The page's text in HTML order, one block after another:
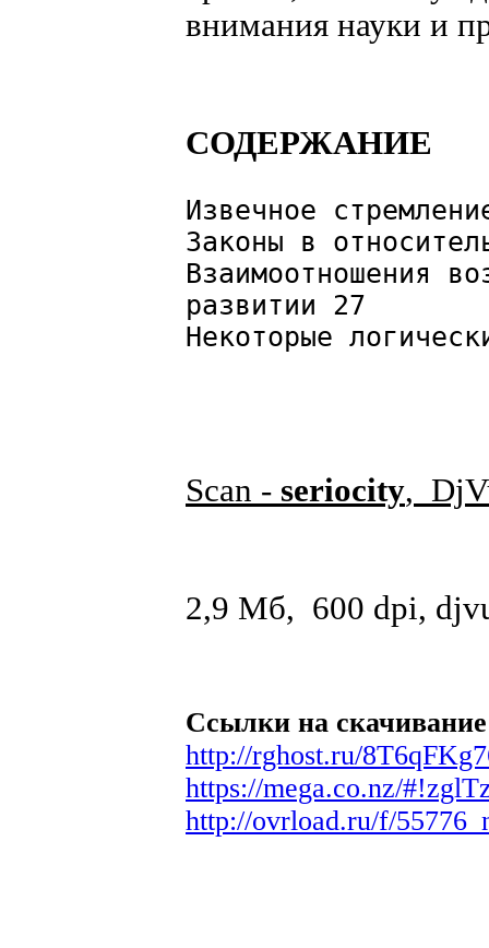
внимания науки и
СОДЕРЖАНИЕ
Извечное
Законы в
Взаимоотношения
развитии 27
Некоторые
Scan - seriocity,
2,9 Мб, 600 dpi,
Ссылки на
http://rghost.ru/
https://mega.co.nz/
http://ovrload.ru/f/